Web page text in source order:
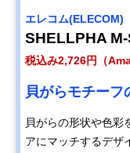
エレコム(ELECOM)
SHELLPHA
税込み2,726円（
貝がらモチー
貝がらの形状や色彩
アにマッチするデザ